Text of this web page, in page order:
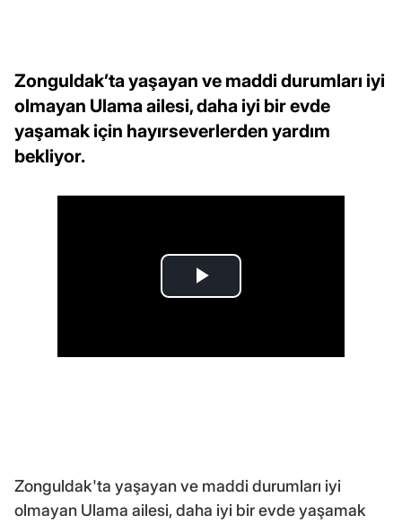
Zonguldak’ta yaşayan ve maddi durumları iyi
olmayan Ulama ailesi, daha iyi bir evde
yaşamak için hayırseverlerden yardım
bekliyor.
Zonguldak'ta yaşayan ve maddi durumları iyi
olmayan Ulama ailesi, daha iyi bir evde yaşamak